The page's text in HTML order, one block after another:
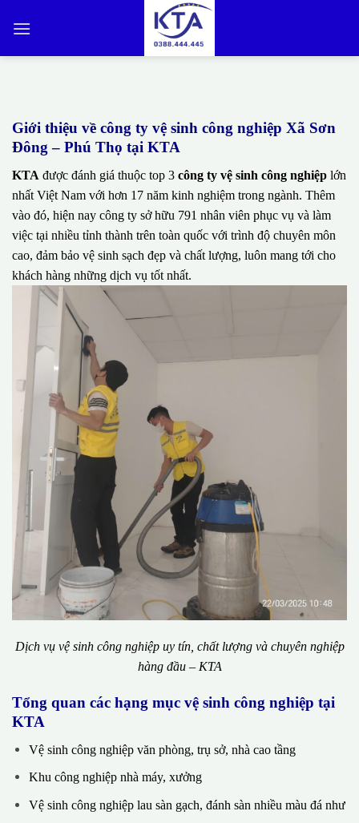
qua
Giới thiệu về công ty vệ sinh công nghiệp Xã Sơn
Đông – Phú Thọ tại KTA
KTA được đánh giá thuộc top 3 công ty vệ sinh công nghiệp lớn
nhất Việt Nam với hơn 17 năm kinh nghiệm trong ngành. Thêm
vào đó, hiện nay công ty sở hữu 791 nhân viên phục vụ và làm
việc tại nhiều tỉnh thành trên toàn quốc với trình độ chuyên môn
cao, đảm bảo vệ sinh sạch đẹp và chất lượng, luôn mang tới cho
khách hàng những dịch vụ tốt nhất.
Dịch vụ vệ sinh công nghiệp uy tín, chất lượng và chuyên nghiệp
hàng đầu – KTA
Tổng quan các hạng mục vệ sinh công nghiệp tại
KTA
Vệ sinh công nghiệp văn phòng, trụ sở, nhà cao tầng
Khu công nghiệp nhà máy, xưởng
Vệ sinh công nghiệp lau sàn gạch, đánh sàn nhiều màu đá như